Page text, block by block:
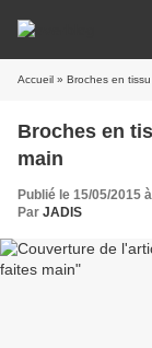
Accueil » Broches en
Broches en
main
Publié le 15/05/2015
Par JADIS